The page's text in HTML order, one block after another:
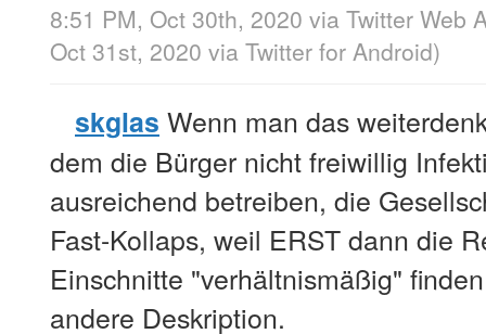
8:51 PM, Oct 30th, 2020 via Twitter Web
Oct 31st, 2020 via Twitter for Android)
skglas Wenn man das
dem die Bürger nicht freiwillig
ausreichend betreiben, die
Fast-Kollaps, weil ERST dann die
Einschnitte "verhältnismäßig"
andere Deskription.